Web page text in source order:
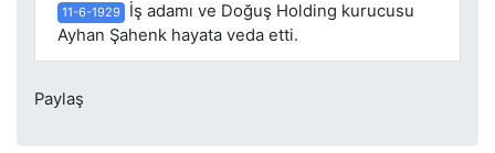
11-6-1929
İş adamı ve Doğuş Holding kurucusu
Ayhan Şahenk hayata veda etti.
Paylaş